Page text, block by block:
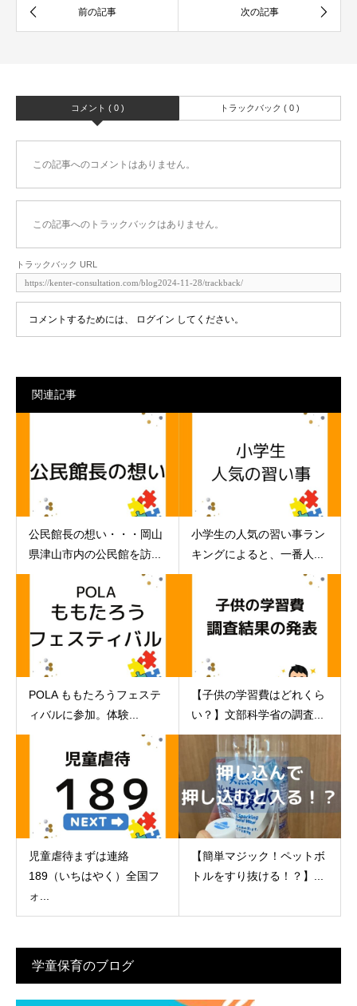
コメント ( 0 ) トラックバック ( 0 )
この記事へのコメントはありません。
この記事へのトラックバックはありません。
トラックバック URL
コメントするためには、 ログイン してください。
関連記事
公民館長の想い・・・岡山
県津山市内の公民館を訪...
小学生の人気の習い事ラン
キングによると、一番人...
POLA ももたろうフェステ
ィバルに参加。体験...
【子供の学習費はどれくら
い？】文部科学省の調査...
児童虐待まずは連絡
189（いちはやく）全国フ
ォ...
【簡単マジック！ペットボ
トルをすり抜ける！？】...
学童保育のブログ